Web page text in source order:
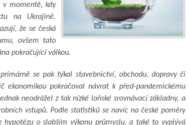
v momentě, kdy
na Ukrajině.
že se česká
ovšem tato
pokračující válkou.
se pak týkal stavebnictví, obchodu, dopravy či
pokračoval návrat k před-pandemickému
neodrážel z tak nízké loňské srovnávací základny, a
vstupů. Podle statistiků se navíc na české poměry
o slabším výkonu průmyslu, a také to vyplývá